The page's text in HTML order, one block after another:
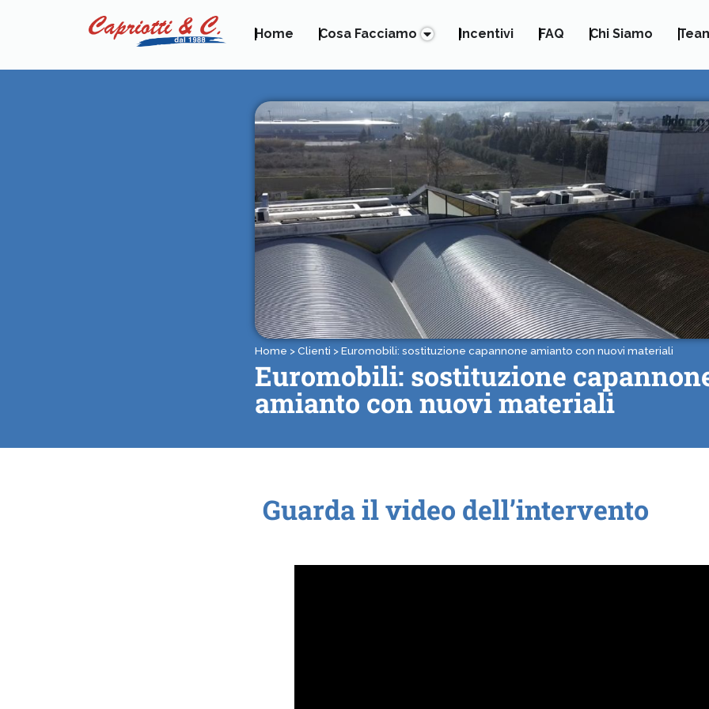
Home Cosa Facciamo Incentivi FAQ Chi Siamo
Home >Clienti >Euromobili: sostituzione capannone amianto con nuovi materiali
Euromobili: sostituzione
amianto con nuovi materiali
Guarda il video dell’intervento